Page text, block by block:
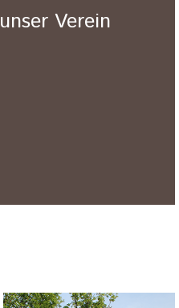
unser Verein